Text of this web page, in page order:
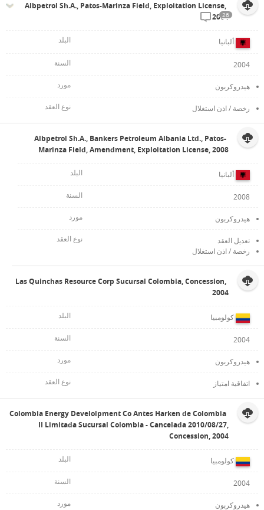
Albpetrol Sh.A., Patos-Marinza Field, Exploitation License,
2004
26
ألبانيا
2004
هيدروكربون
رخصة / اذن استغلال
Albpetrol Sh.A., Bankers Petroleum Albania Ltd., Patos-
Marinza Field, Amendment, Exploitation License, 2008
ألبانيا
2008
هيدروكربون
تعديل العقد
رخصة / اذن استغلال
Las Quinchas Resource Corp Sucursal Colombia, Concession,
2004
كولومبيا
2004
هيدروكربون
اتفاقية امتياز
Colombia Energy Develolpment Co Antes Harken de Colombia
II Limitada Sucursal Colombia - Cancelada 2010/08/27,
Concession, 2004
كولومبيا
2004
هيدروكربون